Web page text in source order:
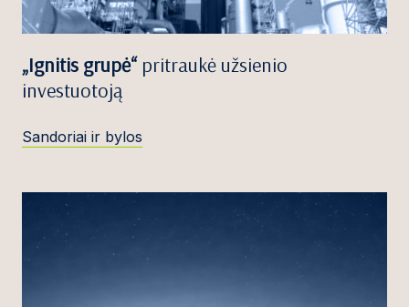
„Ignitis grupė“pritraukė užsienio
investuotoją
Sandoriai ir bylos